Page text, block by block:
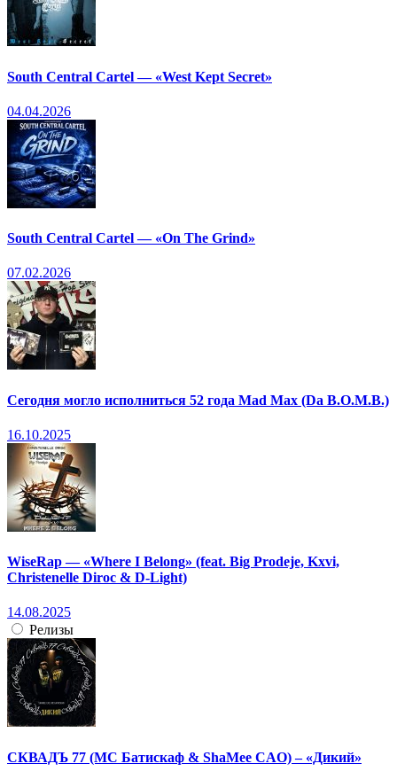
South Central Cartel — «West Kept Secret»
04.04.2026
South Central Cartel — «On The Grind»
07.02.2026
Сегодня могло исполниться 52 года Mad Max (Da B.O.M.B.)
16.10.2025
WiseRap — «Where I Belong» (feat. Big Prodeje, Kxvi,
Christenelle Diroc & D-Light)
14.08.2025
Релизы
СКВАДЪ 77 (МС Батискаф & ShaMee CAO) – «Дикий»